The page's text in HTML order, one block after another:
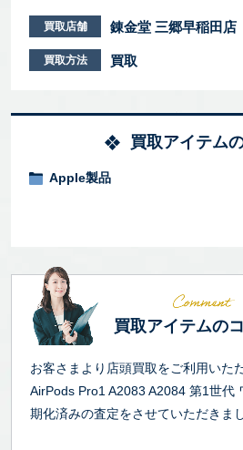
買取店舗 錬金堂 三郷早稲田店
買取方法 買取
買取アイテム
Apple製品
買取アイテムの
お客さまより店頭買取をご利用いた
AirPods Pro1 A2083 A2084 第1世代
期化済みの査定をさせていただきまし